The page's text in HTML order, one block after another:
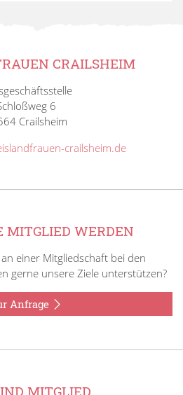
CRAILSHEIM
6
Crailsheim
crailsheim.de
MITGLIED WERDEN
einer Mitgliedschaft bei den
gerne unsere Ziele unterstützen?
Anfrage
MITGLIED